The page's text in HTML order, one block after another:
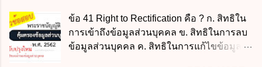
มีอำนาจแต่งตั้งพนักงานเจ้าหน้าที่ตามพระ
ราชบัญญัติคุ้มครองข้อมูลส่วนบุคคล พ.ศ.
2562 ก. นายกรัฐมนตรี ข. รัฐมนตรีว่าการ
กระทรวงดิจิทัลเพื่อเศร...
ราชการ พ.ศ. 2562 ออกโดยอาศัยกฎหมาย
แม่บทใด ก. พระราชบัญญัติวิธีการงบ
ประมาณ พ.ศ. 2561 ข. พระราชบัญญัติวินัย
ข้อ 41 Right to Rectification คือ ? ก. สิทธิใน
การเข้าถึงข้อมูลส่วนบุคคล ข. สิทธิในการลบ
ข้อมูลส่วนบุคคล ค. สิทธิในการแก้ไขข้อมูล